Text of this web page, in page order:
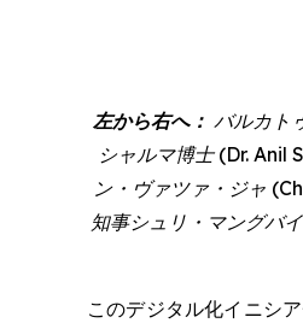
左から右へ： バルカト
シャルマ博士 (Dr. Anil
ン・ヴァツァ・ジャ (
知事シュリ・マングバ
このデジタル化イニシ